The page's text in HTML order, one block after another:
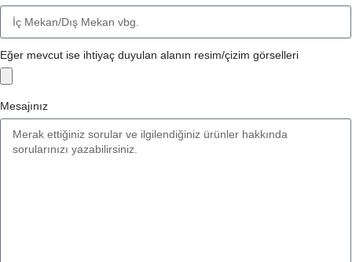
Eğer mevcut ise ihtiyaç duyulan alanın resim/çizim görselleri
Mesajınız